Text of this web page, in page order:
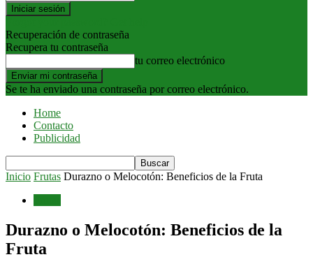
Recuperación de contraseña
Recupera tu contraseña
tu correo electrónico
Se te ha enviado una contraseña por correo electrónico.
Home
Contacto
Publicidad
Inicio Frutas Durazno o Melocotón: Beneficios de la Fruta
Durazno o Melocotón: Beneficios de la
Fruta